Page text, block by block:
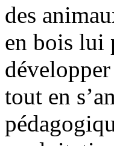
des
en bois lui
tout en